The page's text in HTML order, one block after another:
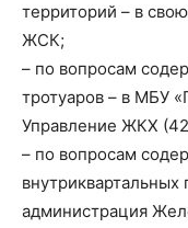
территорий – в
ЖСК;
– по вопросам
тротуаров – в МБУ
Управление ЖКХ
– по вопросам
администрация